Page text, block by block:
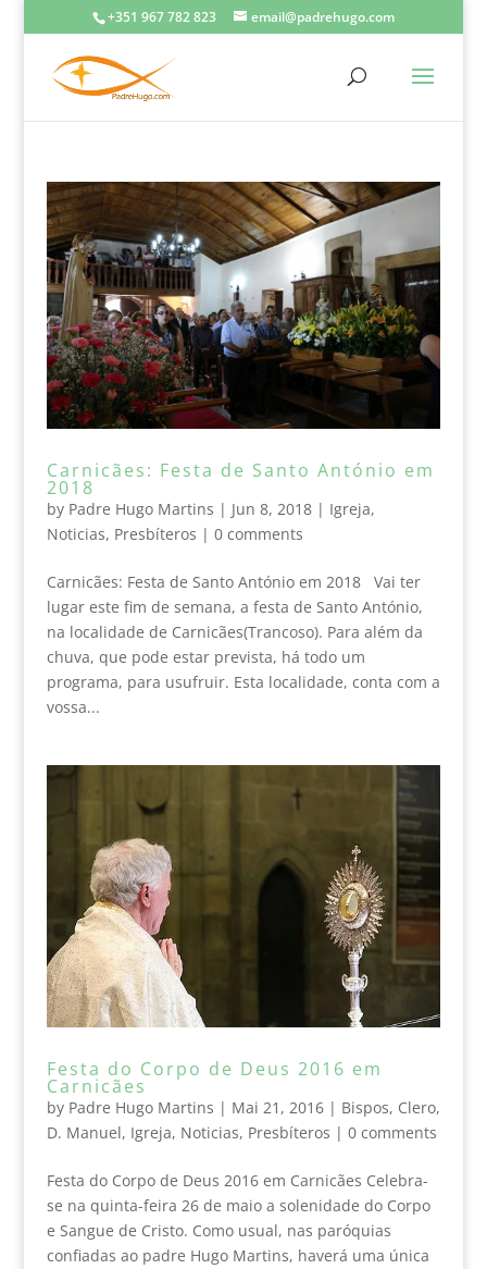
+351 967 782 823 email@padrehugo.com
Carnicães: Festa de Santo António em
2018
by Padre Hugo Martins | Jun 8, 2018| Igreja,
Noticias, Presbíteros | 0 comments
Carnicães: Festa de Santo António em 2018 Vai ter
lugar este fim de semana, a festa de Santo António,
na localidade de Carnicães(Trancoso). Para além da
chuva, que pode estar prevista, há todo um
programa, para usufruir. Esta localidade, conta com a
vossa...
Festa do Corpo de Deus 2016 em
Carnicães
by Padre Hugo Martins | Mai 21, 2016| Bispos, Clero,
D. Manuel, Igreja, Noticias, Presbíteros | 0 comments
Festa do Corpo de Deus 2016 em Carnicães Celebra-
se na quinta-feira 26 de maio a solenidade do Corpo
e Sangue de Cristo. Como usual, nas paróquias
confiadas ao padre Hugo Martins, haverá uma única